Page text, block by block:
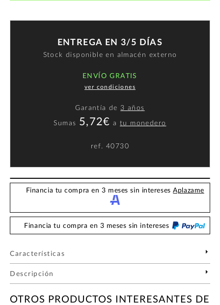
ENTREGA EN 3/5 DÍAS
Stock disponible en almacén externo
ENVÍO GRATIS
ver condiciones
Garantía de 3 años
Sumas 5,72€ atu monedero
ref. 40730
Financia tu compra en 3 meses sin interesesAplazame
Financia tu compra en 3 meses sin intereses
Características
Descripción
OTROS PRODUCTOS INTERESANTES DE